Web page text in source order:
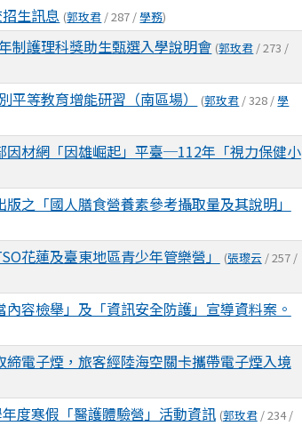
生訊息 (郭玫君 / 287 /學務)
制護理科獎助生甄選入學說明會 (郭玫君 / 273 /
平等教育增能研習（南區場） (郭玫君 / 328 /學
因材網「因雄崛起」平臺─112年「視力保健小
之「國人膳食營養素參考攝取量及其說明」
花蓮及臺東地區青少年管樂營」 (張瓈云 / 257 /
容檢舉」及「資訊安全防護」宣導資料案。
電子煙，旅客經陸海空關卡攜帶電子煙入境
度寒假「醫護體驗營」活動資訊 (郭玫君/ 234 /